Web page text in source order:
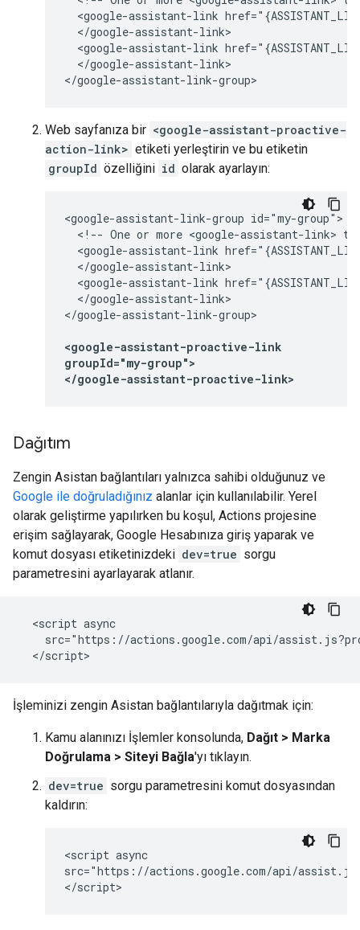
<google-assistant-link
  </google-assistant-link>
<google-assistant-link
  </google-assistant-link>
Web sayfanıza bir <google-assistant-proactive-
action-link> etiketi yerleştirin ve bu etiketin
groupId özelliğini id olarak ayarlayın:
<google-assistant-link-group id="my-group">
<!-- One or more <google-assistant-link>
<google-assistant-link
  </google-assistant-link>
<google-assistant-link
  </google-assistant-link>
</google-assistant-link-group>
<google-assistant-proactive-link
groupId="my-group">
</google-assistant-proactive-link>
Dağıtım
Zengin Asistan bağlantıları yalnızca sahibi olduğunuz ve
Google ile doğruladığınız alanlar için kullanılabilir. Yerel
olarak geliştirme yapılırken bu koşul, Actions projesine
erişim sağlayarak, Google Hesabınıza giriş yaparak ve
komut dosyası etiketinizdeki dev=true sorgu
parametresini ayarlayarak atlanır.
  <script async
src="https://actions.google.com/api/
İşleminizi zengin Asistan bağlantılarıyla dağıtmak için:
Kamu alanınızı İşlemler konsolunda, Dağıt > Marka
Doğrulama > Siteyi Bağla'yı tıklayın.
dev=true sorgu parametresini komut dosyasından
kaldırın:
<script async
src="https://actions.google.com/api/